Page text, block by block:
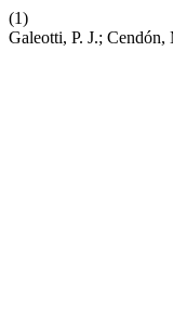
(1)
Galeotti, P. J.;